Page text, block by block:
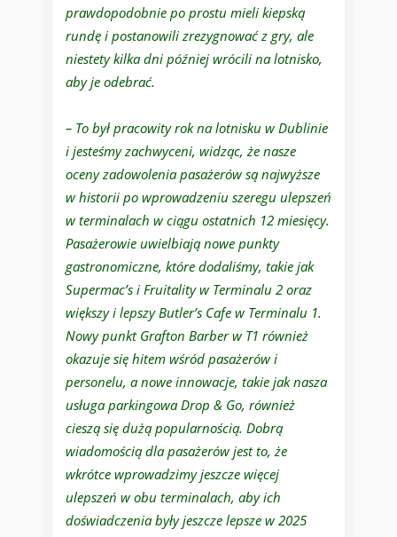
prawdopodobnie po prostu mieli kiepską
rundę i postanowili zrezygnować z gry, ale
niestety kilka dni później wrócili na lotnisko,
aby je odebrać.
– To był pracowity rok na lotnisku w Dublinie
i jesteśmy zachwyceni, widząc, że nasze
oceny zadowolenia pasażerów są najwyższe
w historii po wprowadzeniu szeregu ulepszeń
w terminalach w ciągu ostatnich 12 miesięcy.
Pasażerowie uwielbiają nowe punkty
gastronomiczne, które dodaliśmy, takie jak
Supermac’s i Fruitality w Terminalu 2 oraz
większy i lepszy Butler’s Cafe w Terminalu 1.
Nowy punkt Grafton Barber w T1 również
okazuje się hitem wśród pasażerów i
personelu, a nowe innowacje, takie jak nasza
usługa parkingowa Drop & Go, również
cieszą się dużą popularnością. Dobrą
wiadomością dla pasażerów jest to, że
wkrótce wprowadzimy jeszcze więcej
ulepszeń w obu terminalach, aby ich
doświadczenia były jeszcze lepsze w 2025